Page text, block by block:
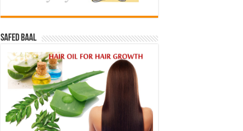
Safed baal